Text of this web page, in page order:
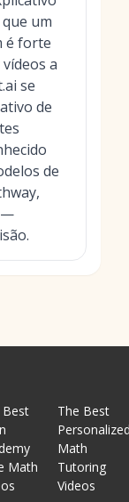
um
é forte
a
se
de
de
—
Best
Math
The Best
Math
Tutoring
Videos